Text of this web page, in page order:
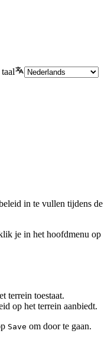
in te vullen tijdens de
je in het hoofdmenu op
terrein toestaat.
op het terrein aanbiedt.
Save om door te gaan.